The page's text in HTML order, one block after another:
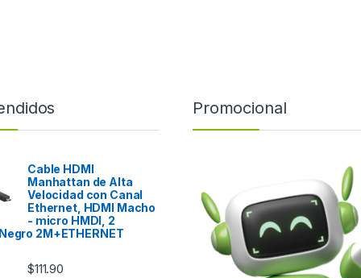
Cable HDMI
Manhattan de Alta
Velocidad con Canal
Ethernet, HDMI Macho
- micro HMDI, 2
2M+ETHERNET
$111.90
Promocional